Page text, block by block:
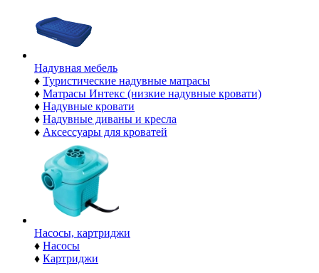
Надувная мебель
♦ Туристические надувные матрасы
♦ Матрасы Интекс (низкие надувные кровати)
♦ Надувные кровати
♦ Надувные диваны и кресла
♦ Аксессуары для кроватей
Насосы, картриджи
♦ Насосы
♦ Картриджи